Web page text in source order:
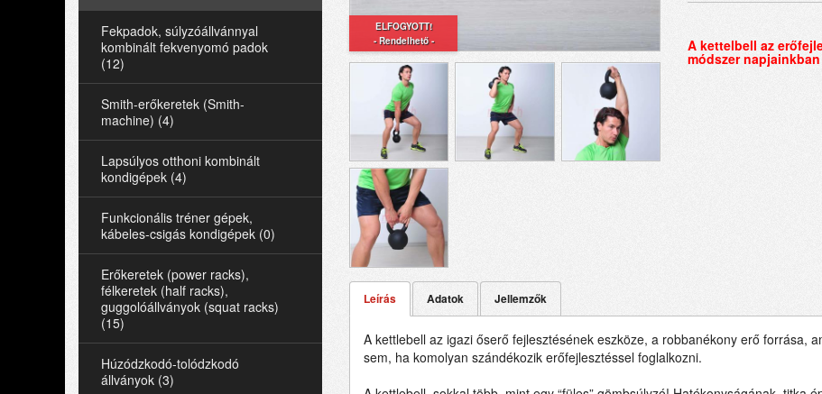
Fekpadok, súlyzóállvánnyal
kombinált fekvenyomó padok
(12)
Smith-erőkeretek (Smith-
machine) (4)
Lapsúlyos otthoni kombinált
kondigépek (4)
Funkcionális tréner gépek,
kábeles-csigás kondigépek (0)
Erőkeretek (power racks),
félkeretek (half racks),
guggolóállványok (squat racks)
(15)
Húzódzkodó-tolódzkodó
állványok (3)
ELFOGYOTT!
- Rendelhető -
A kettelbell az
módszer
Leírás Adatok Jellemzők
A kettlebell az igazi őserő fejlesztésének eszköze, a robbanékony erő forrása,
sem, ha komolyan szándékozik erőfejlesztéssel foglalkozni.